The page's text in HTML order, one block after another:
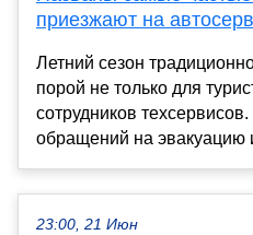
приезжают на
Летний сезон
порой не только для
сотрудников
обращений на эвакуацию
23:00, 21 Июн